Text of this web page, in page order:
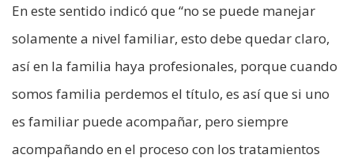
En este sentido indicó que “no se puede manejar
solamente a nivel familiar, esto debe quedar claro,
así en la familia haya profesionales, porque cuando
somos familia perdemos el título, es así que si uno
es familiar puede acompañar, pero siempre
acompañando en el proceso con los tratamientos